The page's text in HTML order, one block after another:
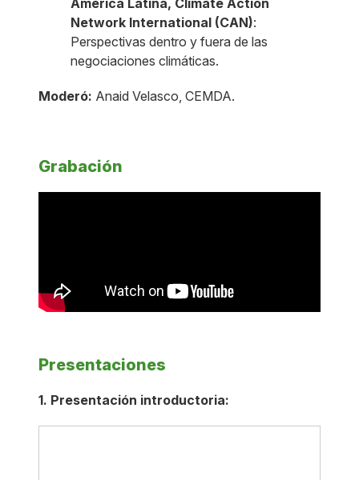
América Latina, Climate Action
Network International (CAN):
Perspectivas dentro y fuera de las
negociaciones climáticas.
Moderó: Anaid Velasco, CEMDA.
Grabación
Presentaciones
1. Presentación introductoria: